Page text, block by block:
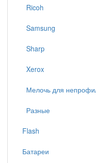
Ricoh
Samsung
Sharp
Xerox
Мелочь для
Разные
Flash
Батареи